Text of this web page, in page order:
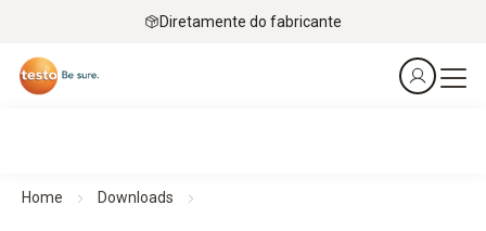
Diretamente do fabricante
Home Downloads